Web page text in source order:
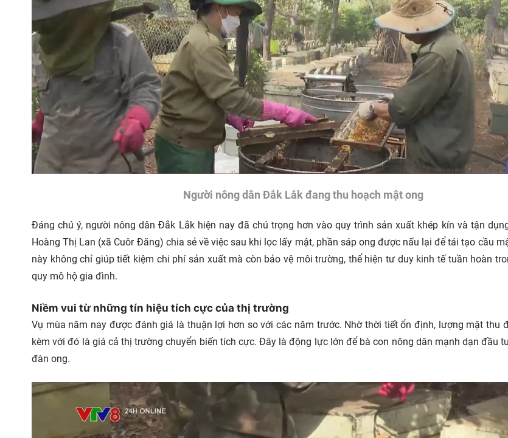
Người nông dân Đắk Lắk đang thu hoạch mật ong
Đáng chú ý, người nông dân Đắk Lắk hiện nay đã chú trọng hơn vào quy trình sản xuất khép kín và tận
Hoàng Thị Lan (xã Cuôr Đăng) chia sẻ về việc sau khi lọc lấy mật, phần sáp ong được nấu lại để tái tạo cầu
này không chỉ giúp tiết kiệm chi phí sản xuất mà còn bảo vệ môi trường, thể hiện tư duy kinh tế tuần hoàn
quy mô hộ gia đình.
Niềm vui từ những tín hiệu tích cực của thị trường
Vụ mùa năm nay được đánh giá là thuận lợi hơn so với các năm trước. Nhờ thời tiết ổn định, lượng mật thu
kèm với đó là giá cả thị trường chuyển biến tích cực. Đây là động lực lớn để bà con nông dân mạnh dạn đầu
đàn ong.